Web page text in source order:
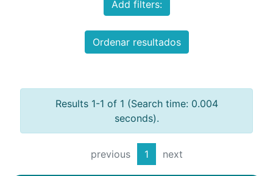
Add filters:
Ordenar resultados
Results 1-1 of 1 (Search time: 0.004
seconds).
previous 1 next